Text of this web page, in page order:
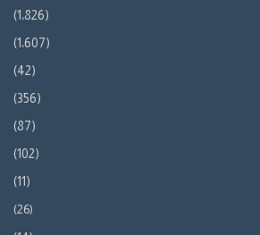
(1٬826)
(1٬607)
(42)
(356)
(87)
(102)
(11)
(26)